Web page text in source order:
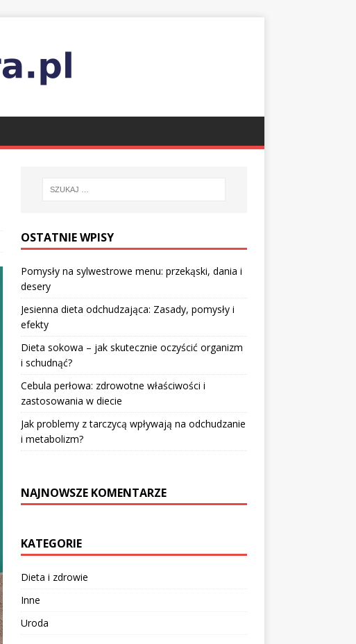
OSTATNIE WPISY
Pomysły na sylwestrowe menu: przekąski, dania i
desery
Jesienna dieta odchudzająca: Zasady, pomysły i
efekty
Dieta sokowa – jak skutecznie oczyścić organizm
i schudnąć?
Cebula perłowa: zdrowotne właściwości i
zastosowania w diecie
Jak problemy z tarczycą wpływają na odchudzanie
i metabolizm?
NAJNOWSZE KOMENTARZE
KATEGORIE
Dieta i zdrowie
Inne
Uroda